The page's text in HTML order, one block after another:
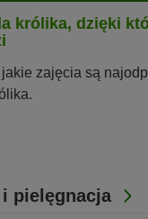
królika, dzięki
jakie zajęcia są
pielęgnacja